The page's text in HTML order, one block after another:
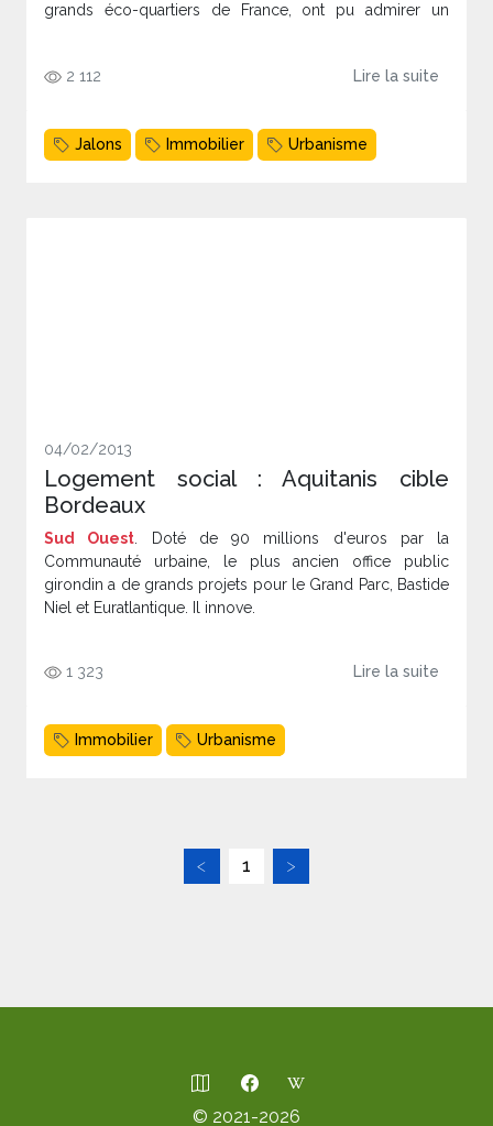
grands éco-quartiers de France, ont pu admirer un
2 112 Lire la suite
Jalons Immobilier Urbanisme
04/02/2013
Logement social : Aquitanis cible
Bordeaux
Sud Ouest . Doté de 90 millions d'euros par la
Communauté urbaine, le plus ancien office public
girondin a de grands projets pour le Grand Parc, Bastide
Niel et Euratlantique. Il innove.
1 323 Lire la suite
Immobilier Urbanisme
1
© 2021-2026